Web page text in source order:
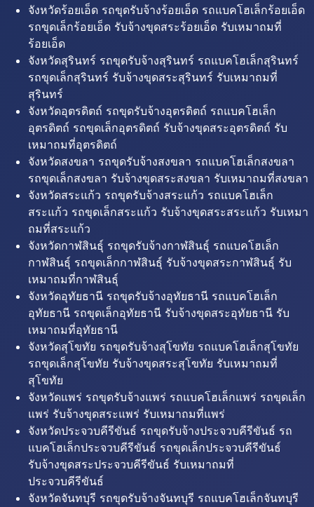
จังหวัดร้อยเอ็ด รถขุดรับจ้างร้อยเอ็ด รถแบคโฮเล็กร้อยเอ็ด
รถขุดเล็กร้อยเอ็ด รับจ้างขุดสระร้อยเอ็ด รับเหมาถมที่
ร้อยเอ็ด
จังหวัดสุรินทร์ รถขุดรับจ้างสุรินทร์ รถแบคโฮเล็กสุรินทร์
รถขุดเล็กสุรินทร์ รับจ้างขุดสระสุรินทร์ รับเหมาถมที่
สุรินทร์
จังหวัดอุตรดิตถ์ รถขุดรับจ้างอุตรดิตถ์ รถแบคโฮเล็ก
อุตรดิตถ์ รถขุดเล็กอุตรดิตถ์ รับจ้างขุดสระอุตรดิตถ์ รับ
เหมาถมที่อุตรดิตถ์
จังหวัดสงขลา รถขุดรับจ้างสงขลา รถแบคโฮเล็กสงขลา
รถขุดเล็กสงขลา รับจ้างขุดสระสงขลา รับเหมาถมที่สงขลา
จังหวัดสระแก้ว รถขุดรับจ้างสระแก้ว รถแบคโฮเล็ก
สระแก้ว รถขุดเล็กสระแก้ว รับจ้างขุดสระสระแก้ว รับเหมา
ถมที่สระแก้ว
จังหวัดกาฬสินธุ์ รถขุดรับจ้างกาฬสินธุ์ รถแบคโฮเล็ก
กาฬสินธุ์ รถขุดเล็กกาฬสินธุ์ รับจ้างขุดสระกาฬสินธุ์ รับ
เหมาถมที่กาฬสินธุ์
จังหวัดอุทัยธานี รถขุดรับจ้างอุทัยธานี รถแบคโฮเล็ก
อุทัยธานี รถขุดเล็กอุทัยธานี รับจ้างขุดสระอุทัยธานี รับ
เหมาถมที่อุทัยธานี
จังหวัดสุโขทัย รถขุดรับจ้างสุโขทัย รถแบคโฮเล็กสุโขทัย
รถขุดเล็กสุโขทัย รับจ้างขุดสระสุโขทัย รับเหมาถมที่
สุโขทัย
จังหวัดแพร่ รถขุดรับจ้างแพร่ รถแบคโฮเล็กแพร่ รถขุดเล็ก
แพร่ รับจ้างขุดสระแพร่ รับเหมาถมที่แพร่
จังหวัดประจวบคีรีขันธ์ รถขุดรับจ้างประจวบคีรีขันธ์ รถ
แบคโฮเล็กประจวบคีรีขันธ์ รถขุดเล็กประจวบคีรีขันธ์
รับจ้างขุดสระประจวบคีรีขันธ์ รับเหมาถมที่
ประจวบคีรีขันธ์
จังหวัดจันทบุรี รถขุดรับจ้างจันทบุรี รถแบคโฮเล็กจันทบุรี